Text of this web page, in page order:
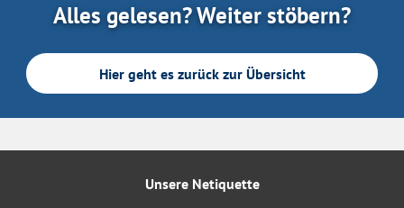
Alles gelesen? Weiter stöbern?
Hier geht es zurück zur Übersicht
Unsere Netiquette